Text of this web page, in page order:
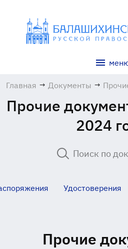
Главная → Документы →
Прочие
2024
Удостоверения
Прочие